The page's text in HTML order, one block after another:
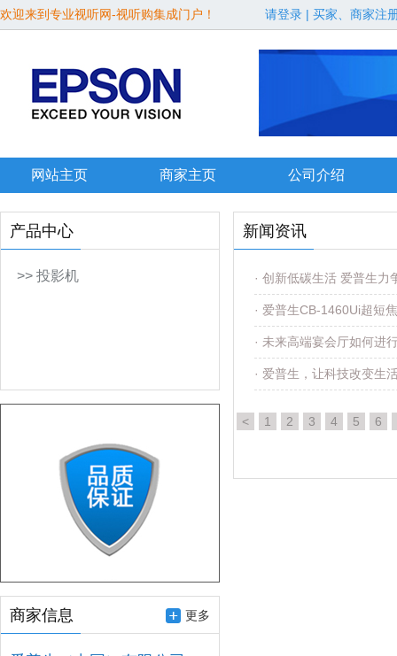
欢迎来到专业视听网-视听购集成门户！ 请登录 | 买家、商家注
网站主页 商家主页 公司介绍
产品中心
>> 投影机
商家信息 更多
新闻资讯
· 创新低碳生活 爱普生力
· 爱普生CB-1460Ui超短
· 未来高端宴会厅如何进
· 爱普生，让科技改变生
< 1 2 3 4 5 6